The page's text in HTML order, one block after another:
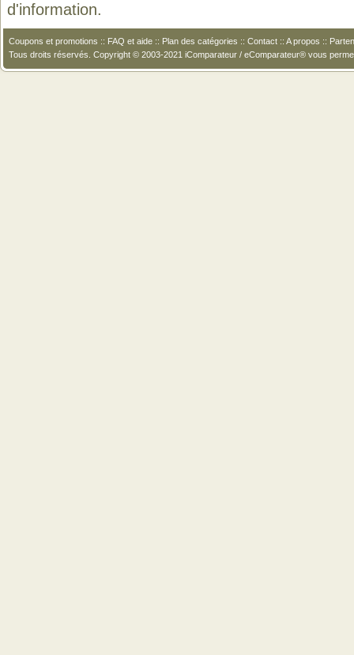
d'information.
Coupons et promotions :: FAQ et aide :: Plan des catégories :: Contact :: A propos ::
Tous droits réservés. Copyright © 2003-2021 iComparateur / eComparateur® vous